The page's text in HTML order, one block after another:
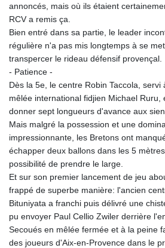
annoncés, mais où ils étaient
RCV a remis ça.
Bien entré dans sa partie, le leader
régulière n'a pas mis longtemps à se
transpercer le rideau défensif provençal.
- Patience -
Dès la 5e, le centre Robin Taccola,
mêlée international fidjien Michael Ruru,
donner sept longueurs d'avance aux
Mais malgré la possession et une
impressionnante, les Bretons ont
échapper deux ballons dans les 5
possibilité de prendre le large.
Et sur son premier lancement de jeu
frappé de superbe manière: l'ancien
Bituniyata a franchi puis délivré une
pu envoyer Paul Cellio Zwiler derrière
Secoués en mêlée fermée et à la peine
des joueurs d'Aix-en-Provence dans le